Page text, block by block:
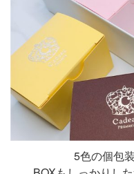
5色の個包